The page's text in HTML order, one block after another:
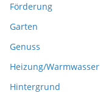
Förderung
Garten
Genuss
Heizung/Warmwasser
Hintergrund